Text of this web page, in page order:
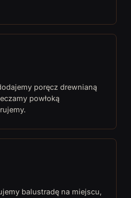
poręcz drewnianą
powłoką
balustradę na miejscu,